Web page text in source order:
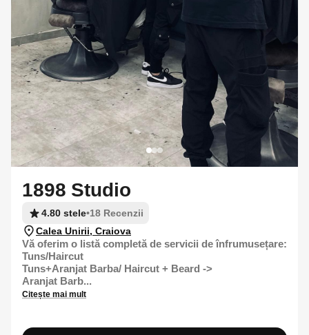
1898 Studio
4.80 stele•18 Recenzii
Calea Unirii, Craiova
Vă oferim o listă completă de servicii de înfrumusețare:
Tuns/Haircut
Tuns+Aranjat Barba/ Haircut + Beard ->
Aranjat Barb...
Citește mai mult